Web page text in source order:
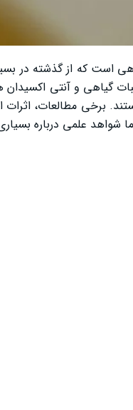
که از گذشته در
گیاهی و آنتی‌ اکسیدان‌
برخی مطالعات،
شواهد علمی درباره